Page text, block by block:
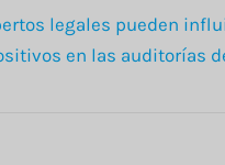
legales pueden
en las auditorías